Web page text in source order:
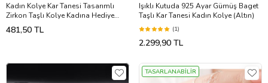
Kadın Kolye Kar Tanesi Tasarımlı
Zirkon Taşlı Kolye Kadına Hediye
Sevgiliye Doğum Günü Hediyesi
481,50 TL
Işıklı Kutuda 925 Ayar Gümüş Baget
Taşlı Kar Tanesi Kadın Kolye (Altın)
(1)
2.299,90 TL
TASARLANABİLİR